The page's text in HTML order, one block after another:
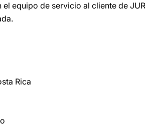
equipo de servicio al cliente de
Rica